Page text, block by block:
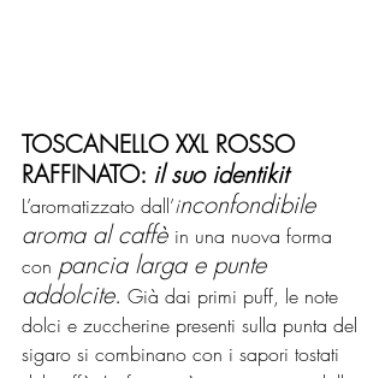
TOSCANELLO XXL ROSSO
RAFFINATO: il suo identikit
L’aromatizzato dall’inconfondibile
aroma al caffè in una nuova forma
con pancia larga e punte
addolcite. Già dai primi puff, le note
dolci e zuccherine presenti sulla punta del
sigaro si combinano con i sapori tostati